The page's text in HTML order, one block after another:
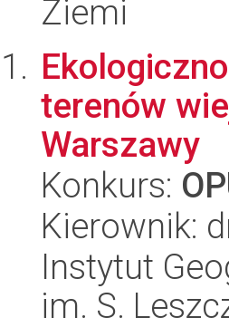
Ziemi
terenów
Warszawy
Konkurs:
Kierownik:
Instytut
im. S.